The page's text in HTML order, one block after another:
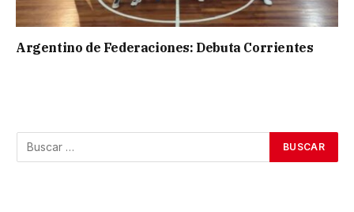
Argentino de Federaciones: Debuta Corrientes